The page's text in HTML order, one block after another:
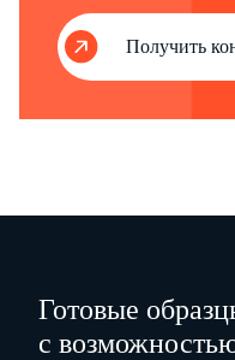
Получить
Готовые
с